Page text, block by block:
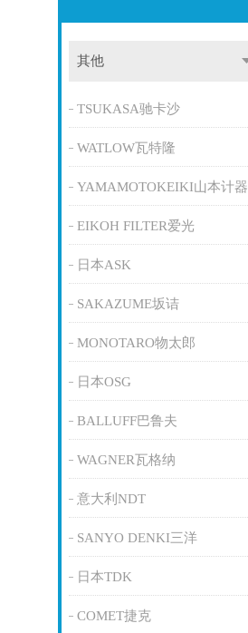
其他
TSUKASA驰卡沙
WATLOW瓦特隆
YAMAMOTOKEIKI山本计器
EIKOH FILTER爱光
日本ASK
SAKAZUME坂诘
MONOTARO物太郎
日本OSG
BALLUFF巴鲁夫
WAGNER瓦格纳
意大利NDT
SANYO DENKI三洋
日本TDK
COMET捷克